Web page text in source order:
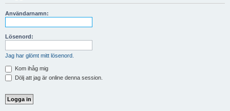
Användarnamn:
Lösenord:
Jag har glömt mitt lösenord.
Kom ihåg mig
Dölj att jag är online denna session.